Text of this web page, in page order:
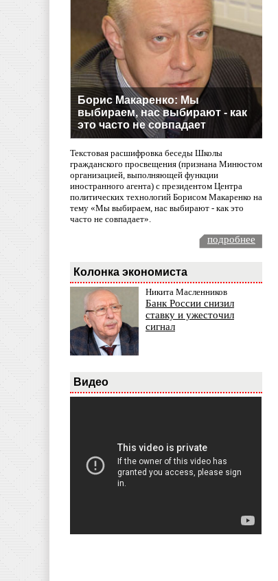
Борис Макаренко: Мы
выбираем, нас выбирают - как
это часто не совпадает
Текстовая расшифровка беседы Школы
гражданского просвещения (признана Минюстом
организацией, выполняющей функции
иностранного агента) с президентом Центра
политических технологий Борисом Макаренко на
тему «Мы выбираем, нас выбирают - как это
часто не совпадает».
подробнее
Колонка экономиста
Никита Масленников
Банк России снизил
ставку и ужесточил
сигнал
Видео